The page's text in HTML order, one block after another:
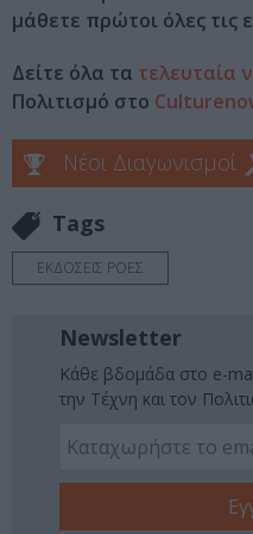
μάθετε πρώτοι όλες τις
Δείτε όλα τα τελευταία
Πολιτισμό στο
Νέοι Διαγωνισμοί
Tags
ΕΚΔΟΣΕΙΣ ΡΟΕΣ
Newsletter
Κάθε βδομάδα στο e-
την Τέχνη και τον